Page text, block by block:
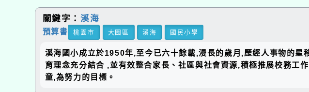
關鍵字： 溪海
預算書 桃園市 大園區 溪海 國民小學
溪海國小成立於1950年,至今已六十餘載,漫長的歲月,歷經人事物的
育理念充分結合 ,並有效整合家長、社區與社會資源,積極推展校務工
童,為努力的目標。